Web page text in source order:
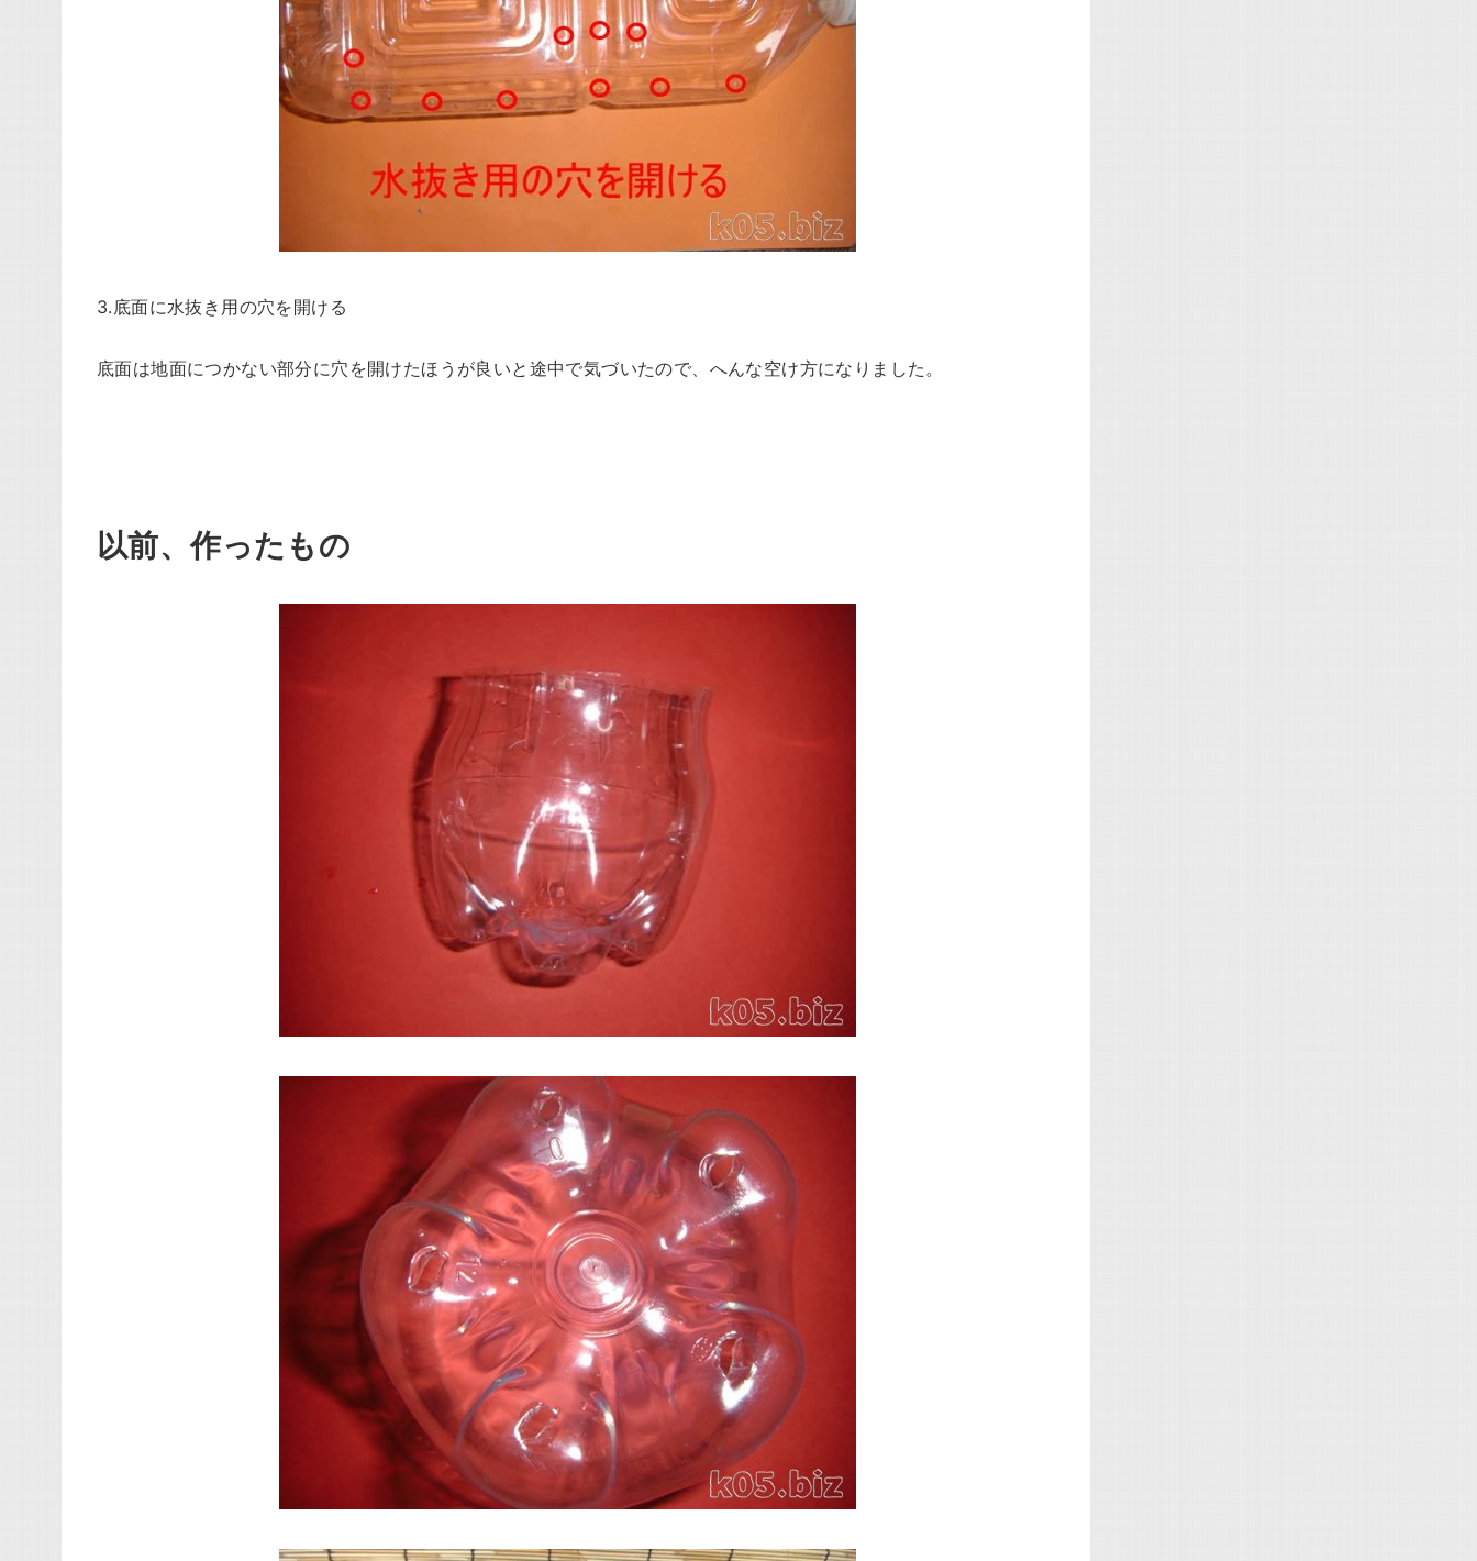
3.底面に水抜き用の穴を開ける
底面は地面につかない部分に穴を開けたほうが良いと途中で気づいたので、へんな空け方になりました。
以前、作ったもの